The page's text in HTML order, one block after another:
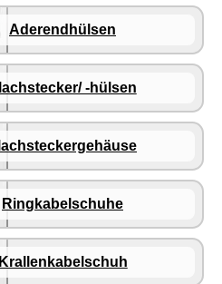
Aderendhülsen
-hülsen
Ringkabelschuhe
Krallenkabelschuh